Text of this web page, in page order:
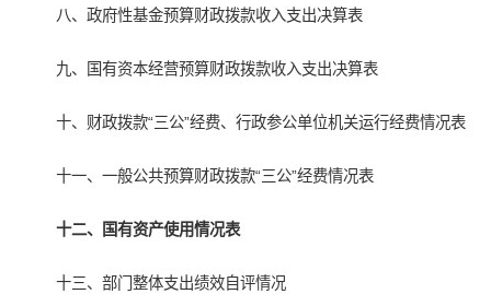
八、政府性基金预算财政拨款收入支出决算表
九、国有资本经营预算财政拨款收入支出决算表
十、财政拨款“三公”经费、行政参公单位机关运行经费情况表
十一、一般公共预算财政拨款“三公”经费情况表
十二、国有资产使用情况表
十三、部门整体支出绩效自评情况